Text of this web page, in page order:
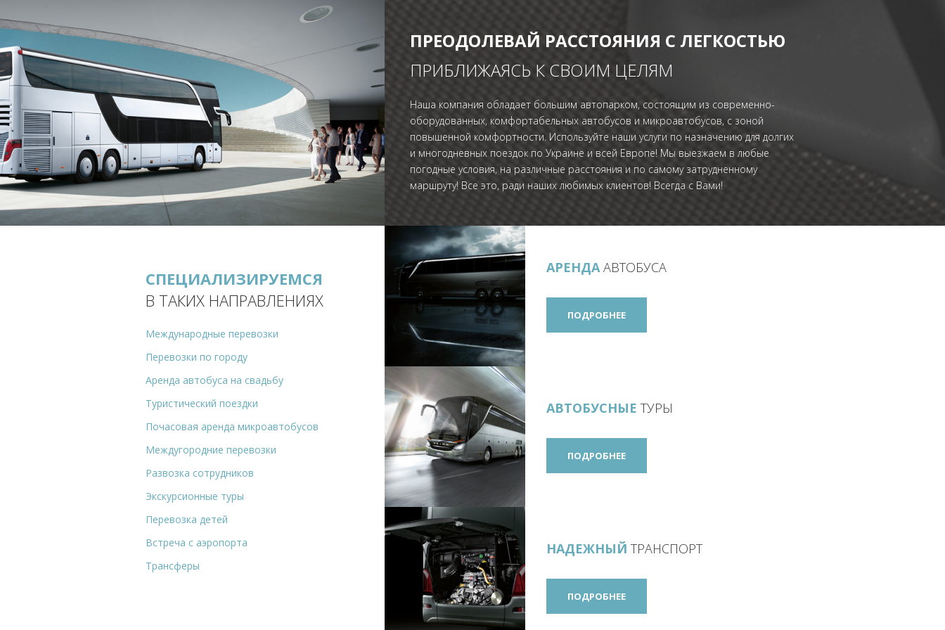
ПРЕОДОЛЕВАЙ РАССТОЯНИЯ С ЛЕГКОСТЬЮ
ПРИБЛИЖАЯСЬ К СВОИМ ЦЕЛЯМ
Наша компания обладает большим автопарком, состоящим из современно-
оборудованных, комфортабельных автобусов и микроавтобусов, с зоной
повышенной комфортности. Используйте наши услуги по назначению для долгих
и многодневных поездок по Украине и всей Европе! Мы выезжаем в любые
погодные условия, на различные расстояния и по самому затрудненному
маршруту! Все это, ради наших любимых клиентов! Всегда с Вами!
СПЕЦИАЛИЗИРУЕМСЯ
В ТАКИХ НАПРАВЛЕНИЯХ
Международные перевозки
Перевозки по городу
Аренда автобуса на свадьбу
Туристический поездки
Почасовая аренда микроавтобусов
Междугородние перевозки
Развозка сотрудников
Экскурсионные туры
Перевозка детей
Встреча с аэропорта
Трансферы
АРЕНДААВТОБУСА
ПОДРОБНЕЕ
АВТОБУСНЫЕ ТУРЫ
ПОДРОБНЕЕ
НАДЕЖНЫЙ ТРАНСПОРТ
ПОДРОБНЕЕ